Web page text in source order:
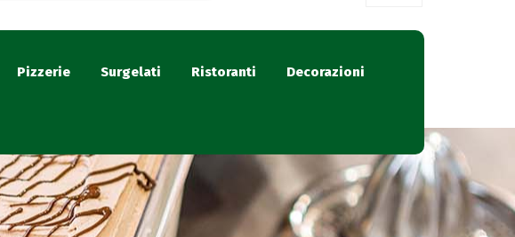
Pizzerie Surgelati Ristoranti Decorazioni